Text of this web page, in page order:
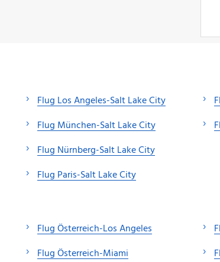
Flug Los Angeles-Salt Lake City
Flug München-Salt Lake City
Flug Nürnberg-Salt Lake City
Flug Paris-Salt Lake City
Flug Österreich-Los Angeles
Flug Österreich-Miami